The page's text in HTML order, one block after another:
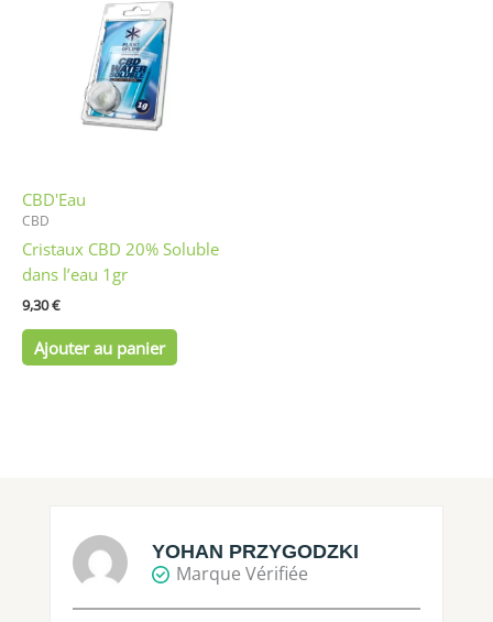
CBD'Eau
CBD
Cristaux CBD 20% Soluble
dans l’eau 1gr
9,30€
Ajouter au panier
YOHAN PRZYGODZKI
Marque Vérifiée